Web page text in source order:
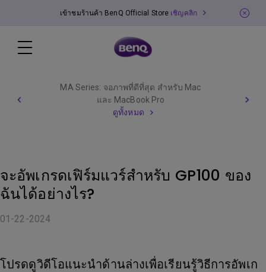
เข้าชมร้านค้า BenQ Official Store เชิญคลิก
MA Series: จอภาพที่ดีที่สุด สำหรับ Mac
และ MacBook Pro
ดูทั้งหมด
จะอัพเกรดเฟิร์มแวร์สําหรับ GP100 ของ
ฉันได้อย่างไร?
01-22-2024
โปรดดูวิดีโอแนะนําด้านล่างเพื่อเรียนรู้วิธีการอัพเก